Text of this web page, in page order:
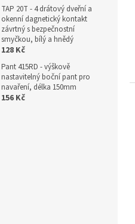
TAP 20T - 4 drátový dveřní a
okenní dagnetický kontakt
závrtný s bezpečnostní
smyčkou, bílý a hnědý
128 Kč
Pant 415RD - výškově
nastavitelný boční pant pro
navaření, délka 150mm
156 Kč